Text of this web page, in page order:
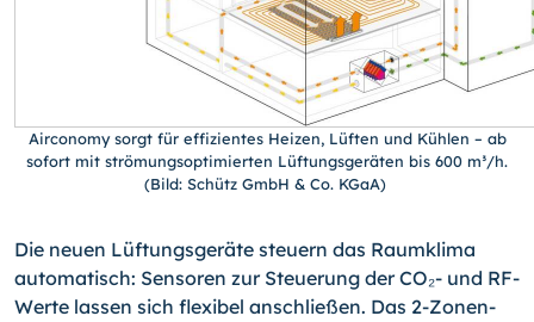
Airconomy sorgt für effizientes Heizen, Lüften und Kühlen – ab
sofort mit strömungsoptimierten Lüftungsgeräten bis 600 m³/h.
(Bild: Schütz GmbH & Co. KGaA)
Die neuen Lüftungsgeräte steuern das Raumklima
automatisch: Sensoren zur Steuerung der CO₂- und RF-
Werte lassen sich flexibel anschließen. Das 2-Zonen-